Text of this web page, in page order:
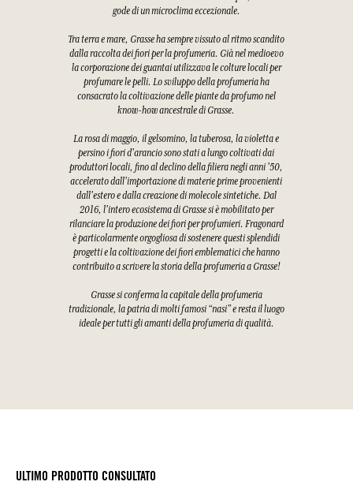
gode di un microclima eccezionale.
Tra terra e mare, Grasse ha sempre vissuto al ritmo scandito
dalla raccolta dei fiori per la profumeria. Già nel medioevo
la corporazione dei guantai utilizzava le colture locali per
profumare le pelli. Lo sviluppo della profumeria ha
consacrato la coltivazione delle piante da profumo nel
know-how ancestrale di Grasse.
La rosa di maggio, il gelsomino, la tuberosa, la violetta e
persino i fiori d'arancio sono stati a lungo coltivati dai
produttori locali, fino al declino della filiera negli anni '50,
accelerato dall'importazione di materie prime provenienti
dall'estero e dalla creazione di molecole sintetiche. Dal
2016, l'intero ecosistema di Grasse si è mobilitato per
rilanciare la produzione dei fiori per profumieri. Fragonard
è particolarmente orgogliosa di sostenere questi splendidi
progetti e la coltivazione dei fiori emblematici che hanno
contribuito a scrivere la storia della profumeria a Grasse!
Grasse si conferma la capitale della profumeria
tradizionale, la patria di molti famosi “nasi” e resta il luogo
ideale per tutti gli amanti della profumeria di qualità.
ULTIMO PRODOTTO CONSULTATO